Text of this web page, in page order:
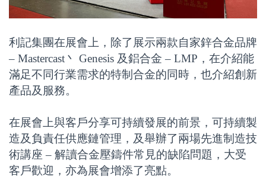
利記集團在展會上，除了展示兩款自家鋅合金品牌
– Mastercast丶 Genesis 及鋁合金 – LMP，在介紹能
滿足不同行業需求的特制合金的同時，也介紹創新
產品及服務。
在展會上與客戶分享可持續發展的前景，可持續製
造及負責任供應鏈管理，及舉辦了兩場先進制造技
術講座 – 解讀合金壓鑄件常見的缺陷問題，大受
客戶歡迎，亦為展會增添了亮點。